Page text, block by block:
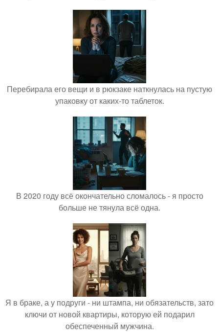
Перебирала его вещи и в рюкзаке наткнулась на пустую
упаковку от каких-то таблеток.
В 2020 году всё окончательно сломалось - я просто
больше не тянула всё одна.
Я в браке, а у подруги - ни штампа, ни обязательств, зато
ключи от новой квартиры, которую ей подарил
обеспеченный мужчина.